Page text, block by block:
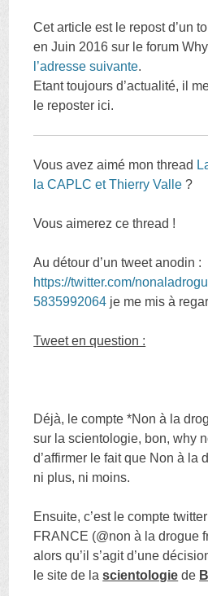
Cet article est le repost d’un
en Juin 2016 sur le forum
l’adresse suivante.
Etant toujours d’actualité, il
le reposter ici.
Vous avez aimé mon thread
la CAPLC et Thierry Valle ?
Vous aimerez ce thread !
Au détour d’un tweet anodin :
https://twitter.com/
5835992064 je me mis à
Tweet en question :
Déjà, le compte *Non à la
sur la scientologie, bon, why
d’affirmer le fait que Non à la
ni plus, ni moins.
Ensuite, c’est le compte
FRANCE (@non à la drogue
alors qu’il s’agit d’une
le site de lascientologie de